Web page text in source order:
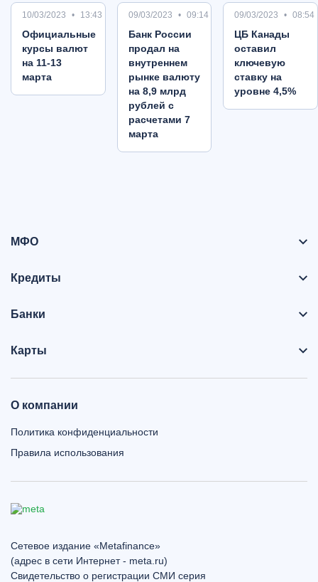
10/03/2023 13:43
Oфициальные
курсы валют
на 11-13
марта
09/03/2023 09:14
Банк России
продал на
внутреннем
рынке валюту
на 8,9 млрд
рублей с
расчетами 7
марта
09/03/2023 08:54
ЦБ Канады
оставил
ключевую
ставку на
уровне 4,5%
МФО
Кредиты
Банки
Карты
О компании
Политика конфиденциальности
Правила использования
Сетевое издание «Metafinance»
(адрес в сети Интернет - meta.ru)
Свидетельство о регистрации СМИ серия